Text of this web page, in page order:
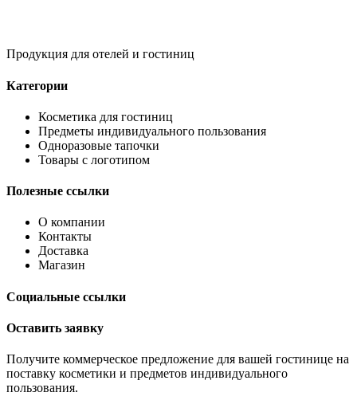
Продукция для отелей и гостиниц
Категории
Косметика для гостиниц
Предметы индивидуального пользования
Одноразовые тапочки
Товары с логотипом
Полезные ссылки
О компании
Контакты
Доставка
Магазин
Социальные ссылки
Оставить заявку
Получите коммерческое предложение для вашей гостинице на
поставку косметики и предметов индивидуального
пользования.